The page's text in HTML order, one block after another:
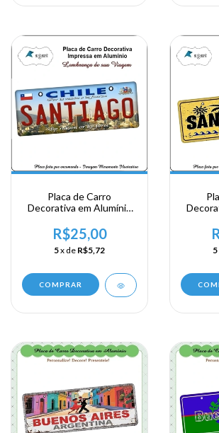
Placa de Carro
Decorativa em Alumínio
Santiago
R$25,00
5x de R$5,72
COMPRAR
5